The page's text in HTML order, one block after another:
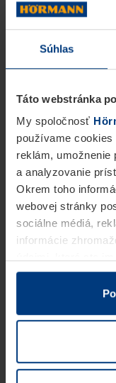
Súhlas
Táto webstránka
My spoločnosť
používame cookies
reklám, umožnenie
a analyzovanie
Okrem toho
webovej stránky
sociálne médiá,
informácie
v rámci Vášho
Z právneho
prevádzku tejto
potrebujeme Vaše
kedykoľvek zmeniť